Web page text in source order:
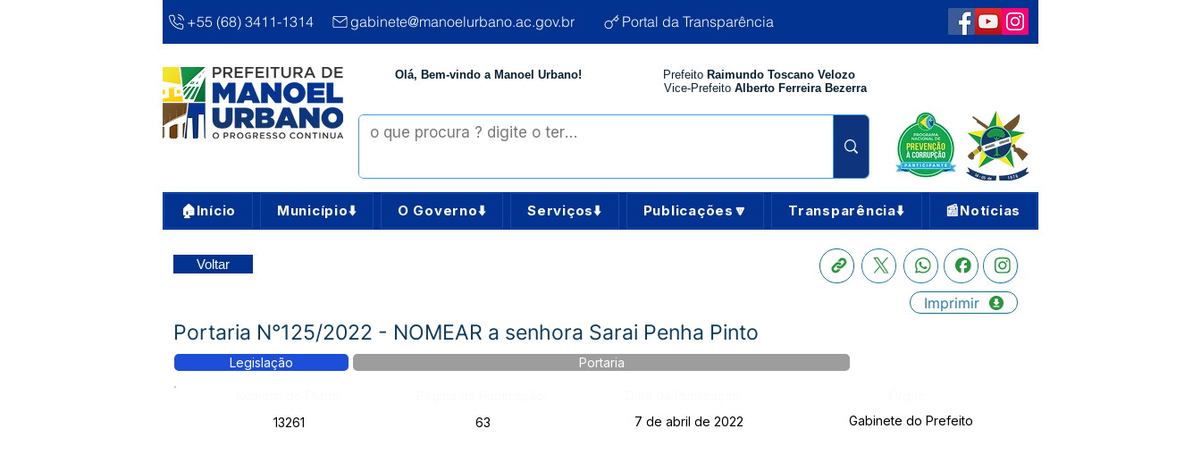
+55 (68) 3411-1314 gabinete@manoelurbano.ac.gov.br Portal da Transparência
Olá, Bem-vindo a Manoel Urbano! Prefeito Raimundo Toscano Velozo
Vice-Prefeito Alberto Ferreira Bezerra
🏠Início Município⬇️ O Governo⬇️ Serviços⬇️ Publicações🔽 Transparência⬇️ 📰Notícias
Voltar
Imprimir
Portaria N°125/2022 - NOMEAR a senhora Sarai Penha Pinto
Legislação Portaria
13261
63 7 de abril de 2022 Gabinete do Prefeito